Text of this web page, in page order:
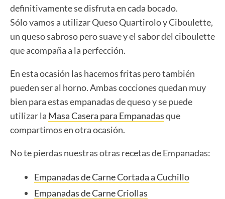
definitivamente se disfruta en cada bocado.
Sólo vamos a utilizar Queso Quartirolo y Ciboulette,
un queso sabroso pero suave y el sabor del ciboulette
que acompaña a la perfección.
En esta ocasión las hacemos fritas pero también
pueden ser al horno. Ambas cocciones quedan muy
bien para estas empanadas de queso y se puede
utilizar la Masa Casera para Empanadasque
compartimos en otra ocasión.
No te pierdas nuestras otras recetas de Empanadas:
Empanadas de Carne Cortada a Cuchillo
Empanadas de Carne Criollas